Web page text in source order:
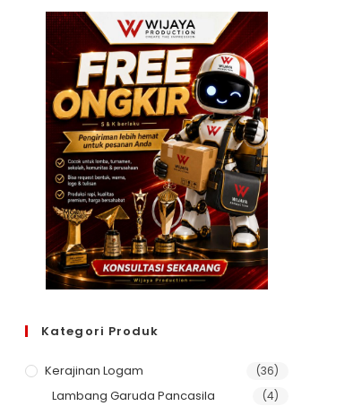
Kategori Produk
Kerajinan Logam (36)
Lambang Garuda Pancasila (4)